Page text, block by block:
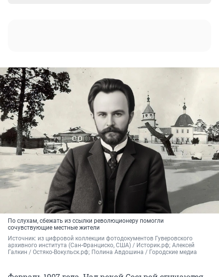
По слухам, сбежать из ссылки революционеру помогли
сочувствующие местные жители
Источник: из цифровой коллекции фотодокументов Гуверовского
архивного института (Сан-Франциско, США) / Историк.рф; Алексей
Галкин / Остяко-Вокульск.рф; Полина Авдошина / Городские медиа